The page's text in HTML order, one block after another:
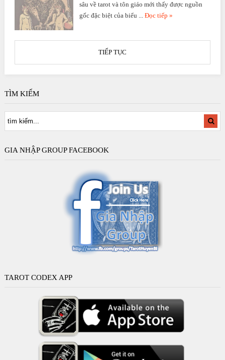
sâu về tarot và tôn giáo mới thấy được nguồn
gốc đặc biệt của biểu ... Đọc tiếp »
TIẾP TỤC
TÌM KIẾM
GIA NHẬP GROUP FACEBOOK
TAROT CODEX APP